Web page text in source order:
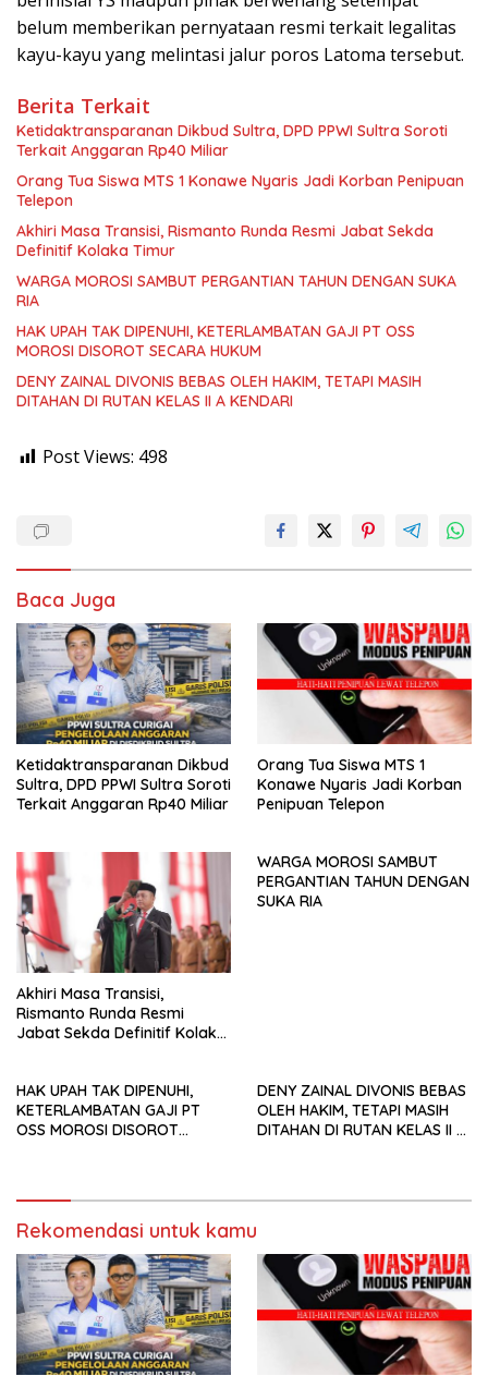
belum memberikan pernyataan resmi terkait legalitas
kayu-kayu yang melintasi jalur poros Latoma tersebut.
Berita Terkait
Ketidaktransparanan Dikbud Sultra, DPD PPWI Sultra Soroti
Terkait Anggaran Rp40 Miliar
Orang Tua Siswa MTS 1 Konawe Nyaris Jadi Korban Penipuan
Telepon
Akhiri Masa Transisi, Rismanto Runda Resmi Jabat Sekda
Definitif Kolaka Timur
WARGA MOROSI SAMBUT PERGANTIAN TAHUN DENGAN SUKA
RIA
HAK UPAH TAK DIPENUHI, KETERLAMBATAN GAJI PT OSS
MOROSI DISOROT SECARA HUKUM
DENY ZAINAL DIVONIS BEBAS OLEH HAKIM, TETAPI MASIH
DITAHAN DI RUTAN KELAS II A KENDARI
Post Views: 498
Baca Juga
Ketidaktransparanan Dikbud
Sultra, DPD PPWI Sultra Soroti
Terkait Anggaran Rp40 Miliar
Orang Tua Siswa MTS 1
Konawe Nyaris Jadi Korban
Penipuan Telepon
Akhiri Masa Transisi,
Rismanto Runda Resmi
Jabat Sekda Definitif Kolaka
WARGA MOROSI SAMBUT
PERGANTIAN TAHUN DENGAN
SUKA RIA
HAK UPAH TAK DIPENUHI,
KETERLAMBATAN GAJI PT
OSS MOROSI DISOROT
DENY ZAINAL DIVONIS BEBAS
OLEH HAKIM, TETAPI MASIH
DITAHAN DI RUTAN KELAS II A
Rekomendasi untuk kamu